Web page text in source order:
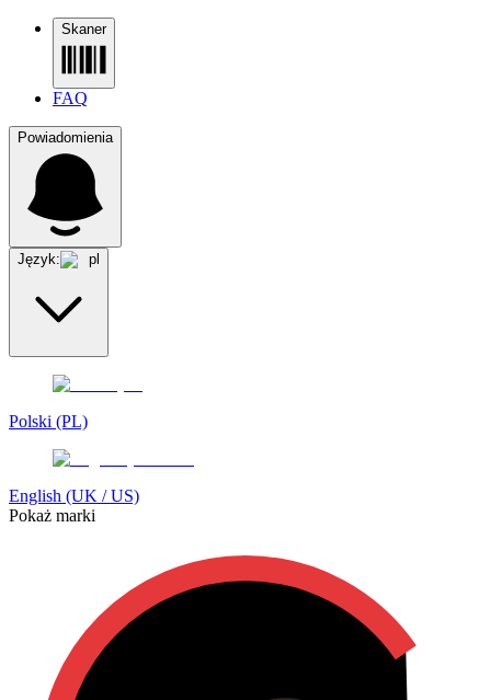
Skaner
FAQ
Powiadomienia
Język: pl
Polski (PL)
English (UK / US)
Pokaż marki